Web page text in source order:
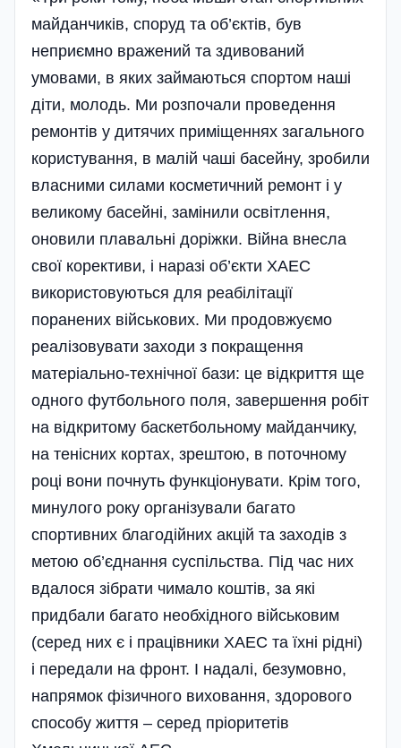
майданчиків, споруд та об’єктів, був
неприємно вражений та здивований
умовами, в яких займаються спортом наші
діти, молодь. Ми розпочали проведення
ремонтів у дитячих приміщеннях загального
користування, в малій чаші басейну, зробили
власними силами косметичний ремонт і у
великому басейні, замінили освітлення,
оновили плавальні доріжки. Війна внесла
свої корективи, і наразі об’єкти ХАЕС
використовуються для реабілітації
поранених військових. Ми продовжуємо
реалізовувати заходи з покращення
матеріально-технічної бази: це відкриття ще
одного футбольного поля, завершення робіт
на відкритому баскетбольному майданчику,
на тенісних кортах, зрештою, в поточному
році вони почнуть функціонувати. Крім того,
минулого року організували багато
спортивних благодійних акцій та заходів з
метою об’єднання суспільства. Під час них
вдалося зібрати чимало коштів, за які
придбали багато необхідного військовим
(серед них є і працівники ХАЕС та їхні рідні)
і передали на фронт. І надалі, безумовно,
напрямок фізичного виховання, здорового
способу життя – серед пріоритетів